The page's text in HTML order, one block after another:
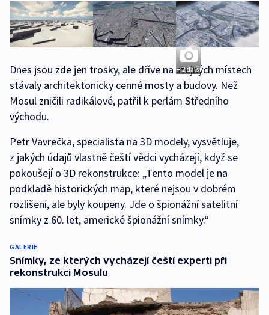
+ 2 další
Dnes jsou zde jen trosky, ale dříve na stejných místech
stávaly architektonicky cenné mosty a budovy. Než
Mosul zničili radikálové, patřil k perlám Středního
východu.
Petr Vavrečka, specialista na 3D modely, vysvětluje,
z jakých údajů vlastně čeští vědci vycházejí, když se
pokoušejí o 3D rekonstrukce: „Tento model je na
podkladě historických map, které nejsou v dobrém
rozlišení, ale byly koupeny. Jde o špionážní satelitní
snímky z 60. let, americké špionážní snímky.“
GALERIE
Snímky, ze kterých vycházejí čeští experti při
rekonstrukci Mosulu